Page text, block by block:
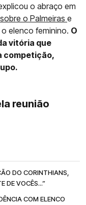
o abraço em
o Palmeiras e
elenco feminino. O
vitória que
competição,
reunião
DO CORINTHIANS,
DE VOCÊS...”
COM ELENCO